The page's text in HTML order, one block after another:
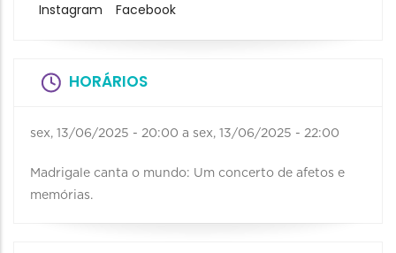
Instagram Facebook
HORÁRIOS
sex, 13/06/2025 - 20:00 a sex, 13/06/2025 - 22:00
Madrigale canta o mundo: Um concerto de afetos e
memórias.